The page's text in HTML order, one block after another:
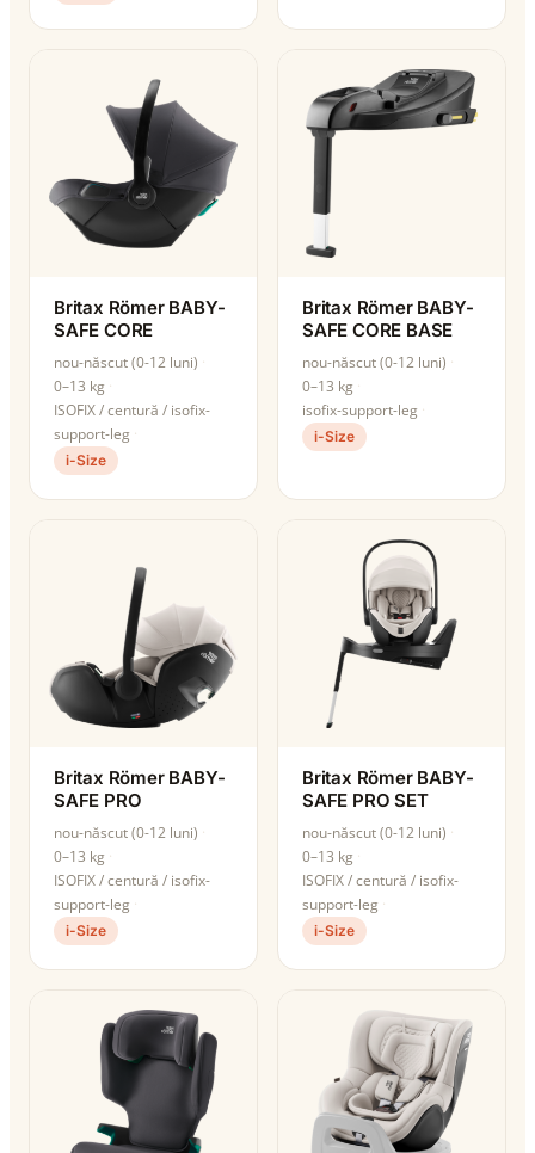
Britax Römer BABY-
SAFE CORE
nou-născut (0-12 luni)
0–13 kg
ISOFIX / centură / isofix-
support-leg
i-Size
Britax Römer BABY-
SAFE CORE BASE
nou-născut (0-12 luni)
0–13 kg
isofix-support-leg
i-Size
Britax Römer BABY-
SAFE PRO
nou-născut (0-12 luni)
0–13 kg
ISOFIX / centură / isofix-
support-leg
i-Size
Britax Römer BABY-
SAFE PRO SET
nou-născut (0-12 luni)
0–13 kg
ISOFIX / centură / isofix-
support-leg
i-Size